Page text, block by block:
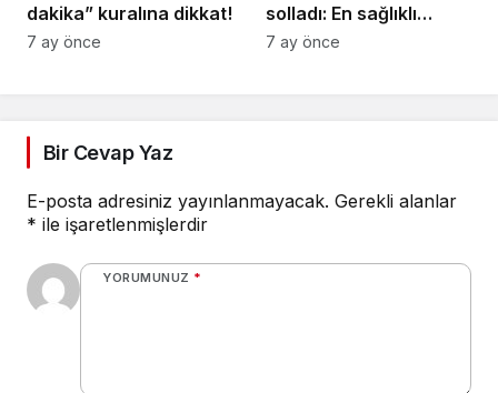
dakika” kuralına dikkat!
7 ay önce
solladı: En sağlıklı
baklagil börülce
7 ay önce
Bir Cevap Yaz
E-posta adresiniz yayınlanmayacak. Gerekli alanlar
* ile işaretlenmişlerdir
YORUMUNUZ *